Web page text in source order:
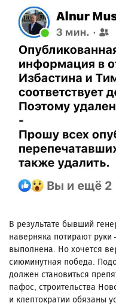
В результате бывший
наверняка потирают
выполнена. Но хочется
сиюминутная победа.
должен становиться
пафос, строительства
и клептократии обязаны